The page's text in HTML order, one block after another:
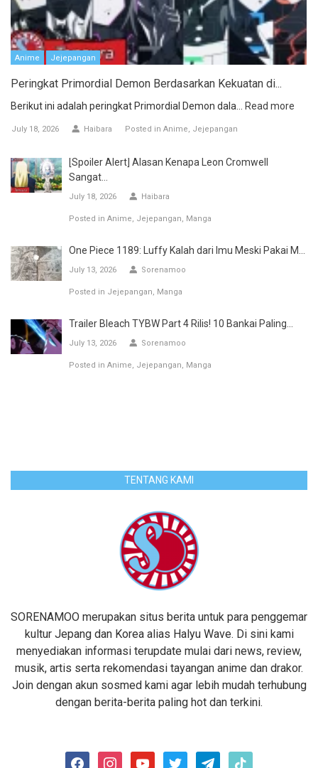
Anime Jejepangan
Peringkat Primordial Demon Berdasarkan Kekuatan di...
Berikut ini adalah peringkat Primordial Demon dala... Read more
July 18, 2026 Haibara Posted in Anime Jejepangan
[Spoiler Alert] Alasan Kenapa Leon Cromwell
Sangat...
July 18, 2026 Haibara
Posted in Anime Jejepangan Manga
One Piece 1189: Luffy Kalah dari Imu Meski Pakai M...
July 13, 2026 Sorenamoo
Posted in Jejepangan Manga
Trailer Bleach TYBW Part 4 Rilis! 10 Bankai Paling...
July 13, 2026 Sorenamoo
Posted in Anime Jejepangan Manga
TENTANG KAMI
SORENAMOO merupakan situs berita untuk para penggemar
kultur Jepang dan Korea alias Halyu Wave. Di sini kami
menyediakan informasi terupdate mulai dari news, review,
musik, artis serta rekomendasi tayangan anime dan drakor.
Join dengan akun sosmed kami agar lebih mudah terhubung
dengan berita-berita paling hot dan terkini.
facebookinstagramyoutubetwitter telegramtiktok